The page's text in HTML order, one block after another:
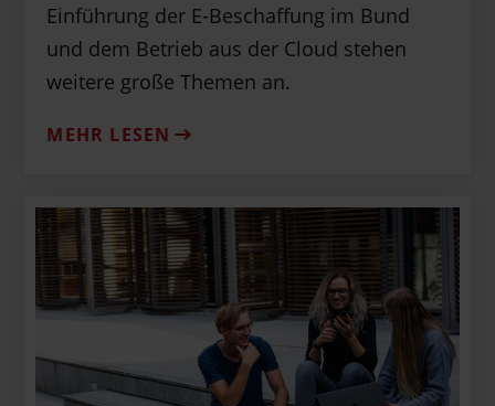
Einführung der E-Beschaffung im Bund
und dem Betrieb aus der Cloud stehen
weitere große Themen an.
MEHR LESEN